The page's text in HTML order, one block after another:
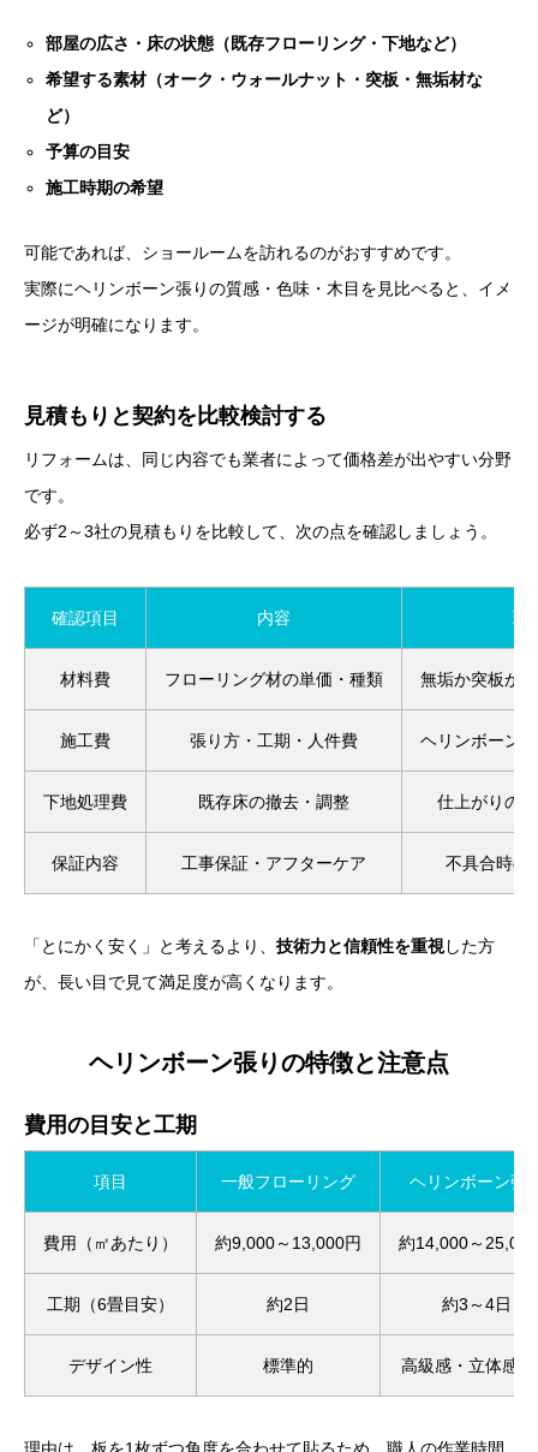
部屋の広さ・床の状態（既存フローリング・下地など）
希望する素材（オーク・ウォールナット・突板・無垢材な
ど）
予算の目安
施工時期の希望
可能であれば、ショールームを訪れるのがおすすめです。
実際にヘリンボーン張りの質感・色味・木目を見比べると、イメ
ージが明確になります。
見積もりと契約を比較検討する
リフォームは、同じ内容でも業者によって価格差が出やすい分野
です。
必ず2～3社の見積もりを比較して、次の点を確認しましょう。
確認項目 内容 理
材料費 フローリング材の単価・種類 無垢か突板か
施工費 張り方・工期・人件費 ヘリンボーン
下地処理費 既存床の撤去・調整 仕上がりの
保証内容 工事保証・アフターケア 不具合時の
「とにかく安く」と考えるより、 技術力と信頼性を重視した方
が、長い目で見て満足度が高くなります。
ヘリンボーン張りの特徴と注意点
費用の目安と工期
項目 一般フローリング ヘリンボーン張
費用（㎡あたり） 約9,000～13,000円 約14,000～
工期（6畳目安） 約2日 約3～4日
デザイン性 標準的 高級感・立体感
理由は、板を1枚ずつ角度を合わせて貼るため、職人の作業時間